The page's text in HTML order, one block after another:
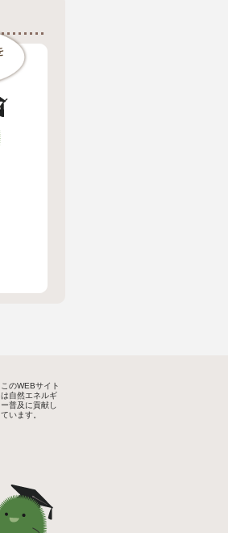
このWEBサイト
は自然エネルギ
ー普及に貢献し
ています。